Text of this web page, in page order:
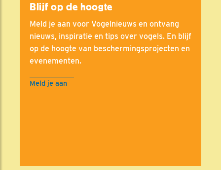
Blijf op de hoogte
Meld je aan voor Vogelnieuws en ontvang
nieuws, inspiratie en tips over vogels. En blijf
op de hoogte van beschermingsprojecten en
evenementen.
Meld je aan